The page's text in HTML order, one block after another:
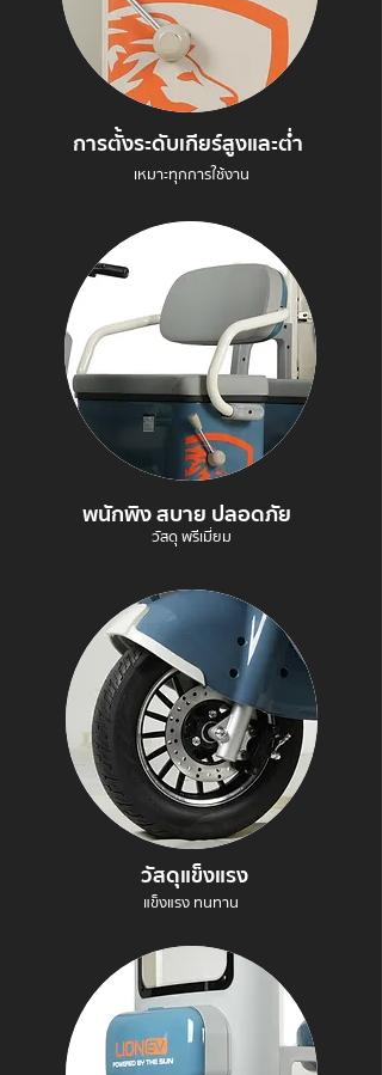
การตั้งระดับเกียร์สูงและต่ำ
เหมาะทุกการใช้งาน
พนักพิง สบาย ปลอดภัย
วัสดุ พรีเมี่ยม
วัสดุแข็งแรง
แข็งแรง ทนทาน